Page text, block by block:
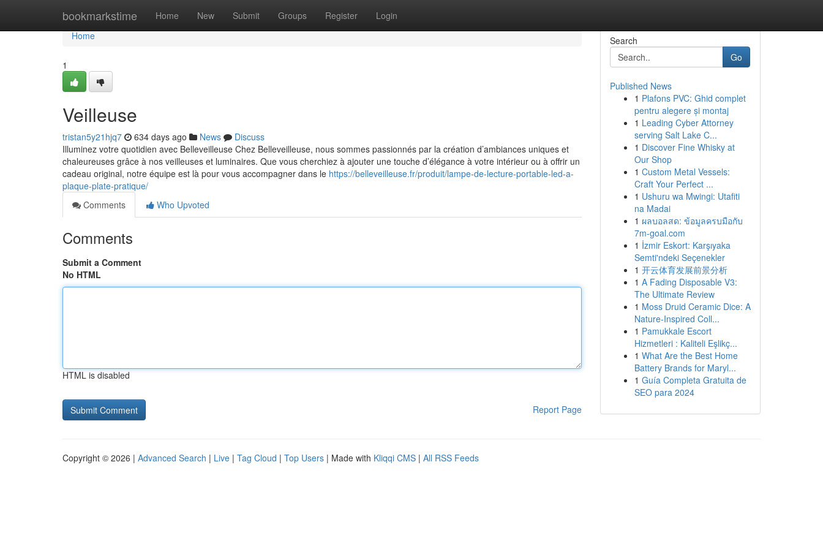
bookmarkstime Home New Submit Groups Register Login
Home
Home
1
Veilleuse
tristan5y21hjq7 634 days ago News
Discuss
Illuminez votre quotidien avec Belleveilleuse Chez Belleveilleuse, nous sommes passionnés par la création d’ambiances uniques et
chaleureuses grâce à nos veilleuses et luminaires. Que vous cherchiez à ajouter une touche d’élégance à votre intérieur ou à offrir un
cadeau original, notre équipe est là pour vous accompagner dans le https://belleveilleuse.fr/produit/lampe-de-lecture-portable-led-a-
plaque-plate-pratique/
Comments
Who Upvoted
Comments
Submit a Comment
No HTML
HTML is disabled
Report Page
Search
Go
Published News
1 Plafons PVC: Ghid complet
pentru alegere și montaj
1 Leading Cyber Attorney
serving Salt Lake C...
1 Discover Fine Whisky at
Our Shop
1 Custom Metal Vessels:
Craft Your Perfect ...
1 Ushuru wa Mwingi: Utafiti
na Madai
1 ผลบอลสด: ข้อมูลครบมือกับ
7m-goal.com
1 İzmir Eskort: Karşıyaka
Semti'ndeki Seçenekler
1 开云体育发展前景分析
1 A Fading Disposable V3:
The Ultimate Review
1 Moss Druid Ceramic Dice: A
Nature-Inspired Coll...
1 Pamukkale Escort
Hizmetleri : Kaliteli Eşlikç...
1 What Are the Best Home
Battery Brands for Maryl...
1 Guía Completa Gratuita de
SEO para 2024
Copyright © 2026 | Advanced Search | Live | Tag Cloud | Top Users | Made with Kliqqi CMS | All RSS Feeds